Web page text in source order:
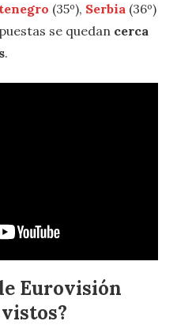
(35º), Serbia (36º)
se quedan cerca
.
Eurovisión